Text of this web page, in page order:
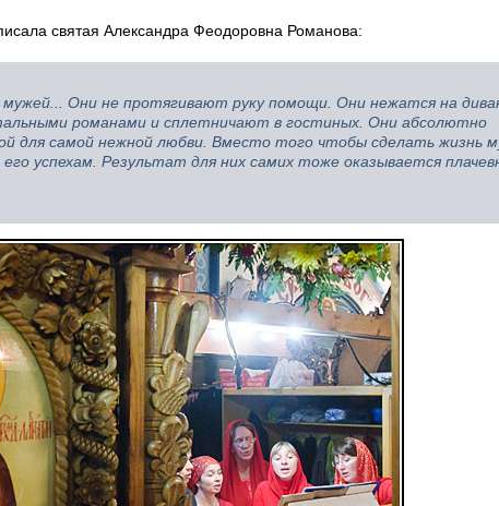
святая Александра Феодоровна Романова:
мужей... Они не протягивают руку помощи. Они нежатся на
романами и сплетничают в гостиных. Они абсолютно
для самой нежной любви. Вместо того чтобы сделать жизнь
успехам. Результат для них самих тоже оказывается